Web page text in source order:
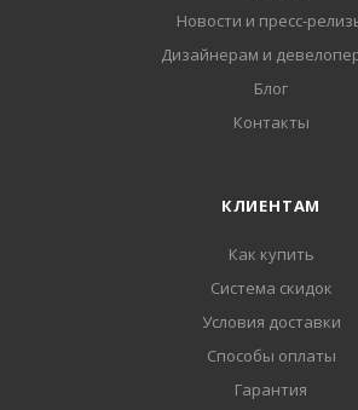
Новости и пресс-
Дизайнерам и
Блог
Контакты
КЛИЕНТАМ
Как купить
Система скидок
Условия доставки
Способы оплаты
Гарантия